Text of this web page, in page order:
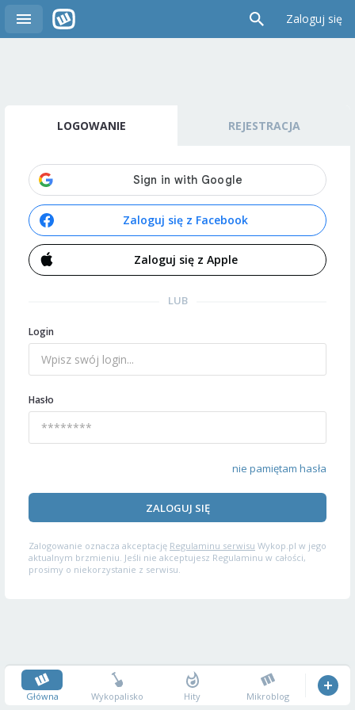
Zaloguj się
LOGOWANIE REJESTRACJA
Zaloguj się z Facebook
Zaloguj się z Apple
LUB
Login
Hasło
nie pamiętam hasła
ZALOGUJ SIĘ
Zalogowanie oznacza akceptację Regulaminu serwisu Wykop.pl w jego
aktualnym brzmieniu. Jeśli nie akceptujesz Regulaminu w całości,
prosimy o niekorzystanie z serwisu.
Główna Wykopalisko Hity Mikroblog